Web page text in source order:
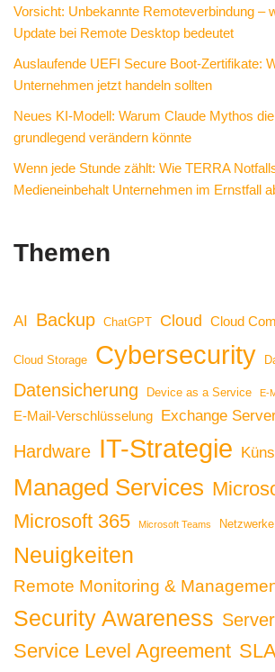
Vorsicht: Unbekannte Remoteverbindung –
Update bei Remote Desktop bedeutet
Auslaufende UEFI Secure Boot-Zertifikate:
Unternehmen jetzt handeln sollten
Neues KI-Modell: Warum Claude Mythos
grundlegend verändern könnte
Wenn jede Stunde zählt: Wie TERRA
Medieneinbehalt Unternehmen im Ernstfall
Themen
AI Backup ChatGPT Cloud Cloud
Cloud Storage Cybersecurity
Datensicherung Device as a Service E-
E-Mail-Verschlüsselung Exchange
Hardware IT-Strategie
Managed Services
Microsoft 365
Microsoft Teams Netzwerke
Neuigkeiten
Remote Monitoring &
Security Awareness Server
Service Level Agreement